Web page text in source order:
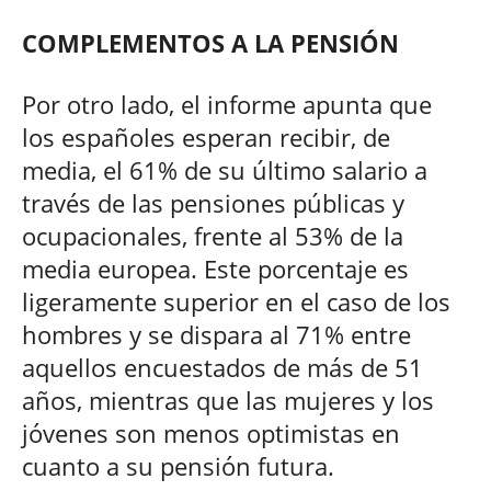
COMPLEMENTOS A LA PENSIÓN
Por otro lado, el informe apunta que
los españoles esperan recibir, de
media, el 61% de su último salario a
través de las pensiones públicas y
ocupacionales, frente al 53% de la
media europea. Este porcentaje es
ligeramente superior en el caso de los
hombres y se dispara al 71% entre
aquellos encuestados de más de 51
años, mientras que las mujeres y los
jóvenes son menos optimistas en
cuanto a su pensión futura.